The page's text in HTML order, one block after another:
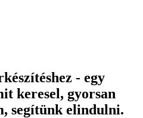
- egy
keresel, gyorsan
segítünk elindulni.